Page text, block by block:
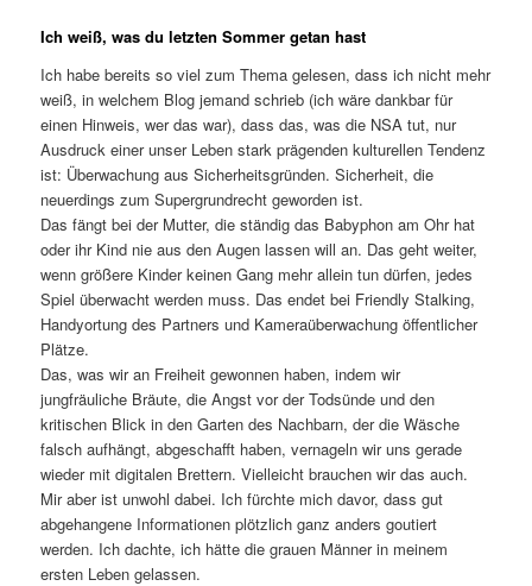
Ich weiß, was du letzten Sommer getan hast
Ich habe bereits so viel zum Thema gelesen, dass ich nicht mehr
weiß, in welchem Blog jemand schrieb (ich wäre dankbar für
einen Hinweis, wer das war), dass das, was die NSA tut, nur
Ausdruck einer unser Leben stark prägenden kulturellen Tendenz
ist: Überwachung aus Sicherheitsgründen. Sicherheit, die
neuerdings zum Supergrundrecht geworden ist.
Das fängt bei der Mutter, die ständig das Babyphon am Ohr hat
oder ihr Kind nie aus den Augen lassen will an. Das geht weiter,
wenn größere Kinder keinen Gang mehr allein tun dürfen, jedes
Spiel überwacht werden muss. Das endet bei Friendly Stalking,
Handyortung des Partners und Kameraüberwachung öffentlicher
Plätze.
Das, was wir an Freiheit gewonnen haben, indem wir
jungfräuliche Bräute, die Angst vor der Todsünde und den
kritischen Blick in den Garten des Nachbarn, der die Wäsche
falsch aufhängt, abgeschafft haben, vernageln wir uns gerade
wieder mit digitalen Brettern. Vielleicht brauchen wir das auch.
Mir aber ist unwohl dabei. Ich fürchte mich davor, dass gut
abgehangene Informationen plötzlich ganz anders goutiert
werden. Ich dachte, ich hätte die grauen Männer in meinem
ersten Leben gelassen.